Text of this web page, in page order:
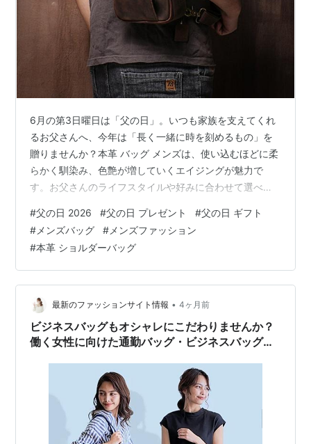
6月の第3日曜日は「父の日」。いつも家族を支えてくれ
るお父さんへ、今年は「長く一緒に時を刻めるもの」を
贈りませんか？本革 バッグ メンズは、使い込むほどに柔
らかく馴染み、色艶が増していくエイジングが魅力で
す。お父さんのライフスタイルや好みに合わせて選べ
ました。 1. アウトドアや旅行好きのお父さんへ：本 革
クロス ボディ バッグ ヴィンテージ バッグ メンズ。
www.ninicolle.com まずご紹介するのは、無骨な風合い
が魅力のブラウンレザーのボディバッグ。オイルをたっ
ぷりと含んだようなしっとりとした質感が、大人の余裕
を感じさせます…
#父の日 2026 #父の日 プレゼント #父の日 ギフト
# メンズバッグ # メンズファッション
#本革 ショルダーバッグ
最新のファッションサイト情報 • 4ヶ月前
ビジネスバッグもオシャレにこだわりませんか？
働く女性に向けた通勤バッグ・ビジネスバッグ【